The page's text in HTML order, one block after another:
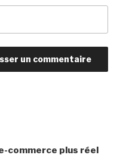
commerce plus réel